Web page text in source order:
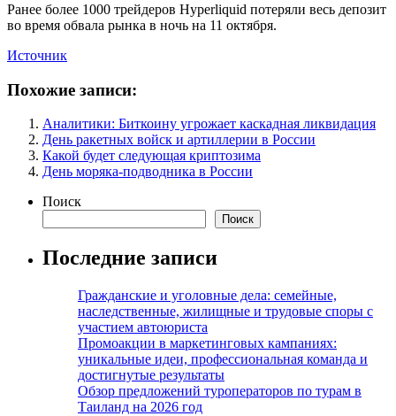
Ранее более 1000 трейдеров Hyperliquid потеряли весь депозит
во время обвала рынка в ночь на 11 октября.
Источник
Похожие записи:
Аналитики: Биткоину угрожает каскадная ликвидация
День ракетных войск и артиллерии в России
Какой будет следующая криптозима
День моряка-подводника в России
Поиск
Поиск
Последние записи
Гражданские и уголовные дела: семейные,
наследственные, жилищные и трудовые споры с
участием автоюриста
Промоакции в маркетинговых кампаниях:
уникальные идеи, профессиональная команда и
достигнутые результаты
Обзор предложений туроператоров по турам в
Таиланд на 2026 год